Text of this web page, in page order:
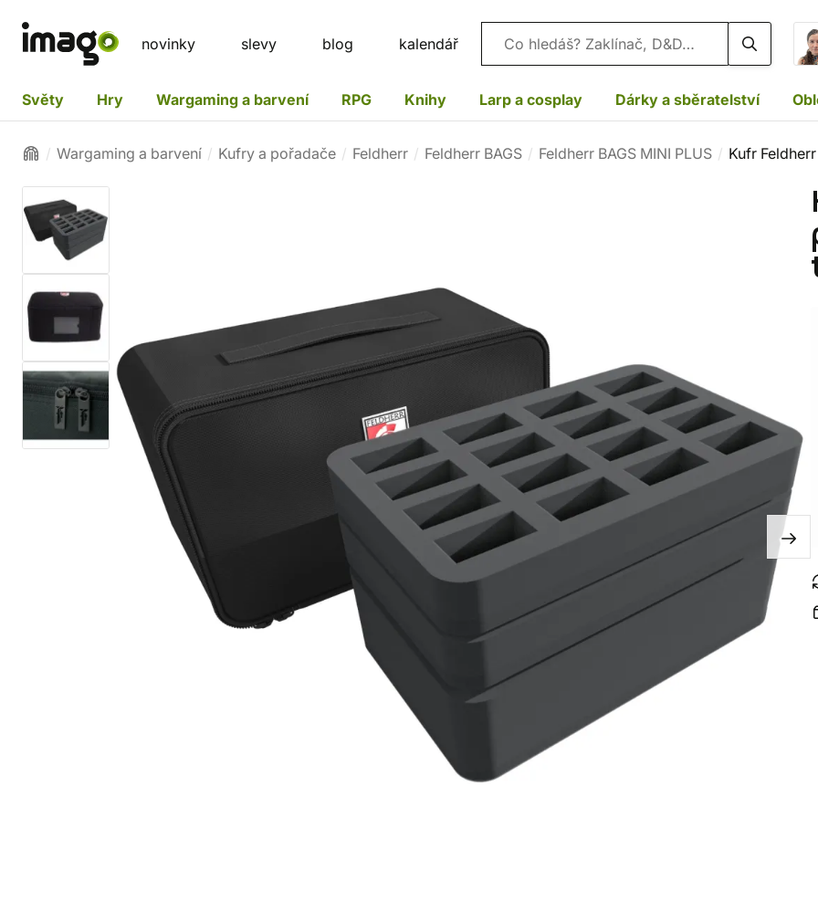
novinky slevy blog kalendář Vyhledávání
Světy Hry Wargaming a barvení RPG Knihy Larp a cosplay Dárky a sběratelství
Wargaming a barvení Kufry a pořadače Feldherr Feldherr BAGS Feldherr BAGS MINI PLUS Kufr